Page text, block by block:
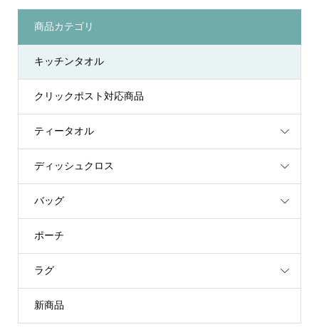
商品カテゴリ
キッチンタオル
クリックポスト対応商品
ティータオル
ディッシュクロス
バッグ
ポーチ
ラグ
新商品